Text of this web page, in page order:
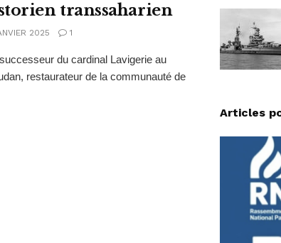
transsaharien
2025 1
du cardinal Lavigerie au
restaurateur de la communauté de
Articles